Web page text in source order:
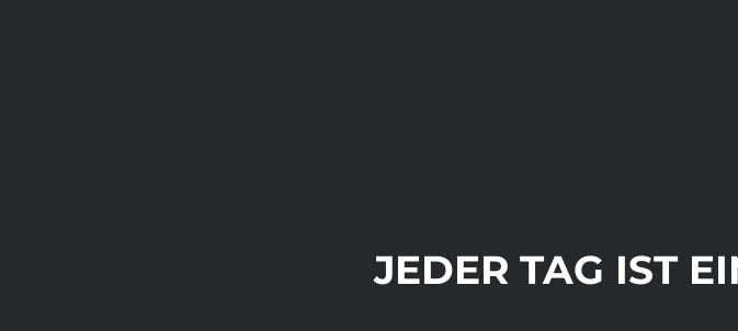
JEDER TAG IST